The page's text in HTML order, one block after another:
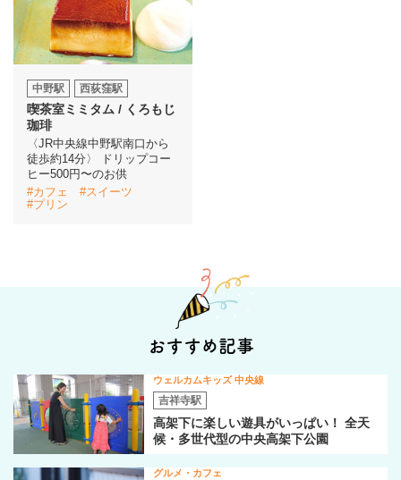
駅から探す
中野駅 西荻窪駅
喫茶室ミミタム / くろもじ
珈琲
〈JR中央線中野駅南口から
徒歩約14分〉 ドリップコー
ヒー500円〜のお供
#カフェ
#スイーツ
#プリン
おすすめ記事
ウェルカムキッズ 中央線
吉祥寺駅
高架下に楽しい遊具がいっぱい！ 全天
候・多世代型の中央高架下公園
グルメ・カフェ